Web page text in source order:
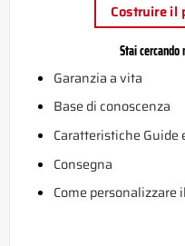
Costruire il
Stai
Garanzia a vita
Base di conoscenza
Caratteristiche Guide
Consegna
Come personalizzare